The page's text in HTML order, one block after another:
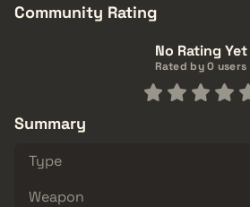
Community Rating
No Rating Yet
Rated by 0 users
Summary
Type
Weapon